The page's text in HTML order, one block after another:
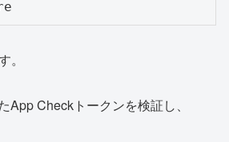
。
App Checkトークンを検証し、